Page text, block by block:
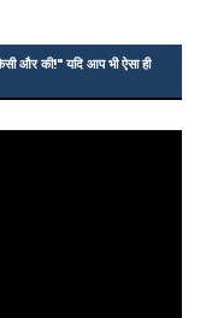
और की!" यदि आप भी ऐसा ही